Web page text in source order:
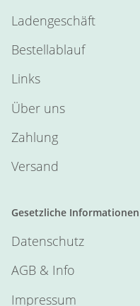
Ladengeschäft
Bestellablauf
Links
Über uns
Zahlung
Versand
Gesetzliche Informationen
Datenschutz
AGB & Info
Impressum